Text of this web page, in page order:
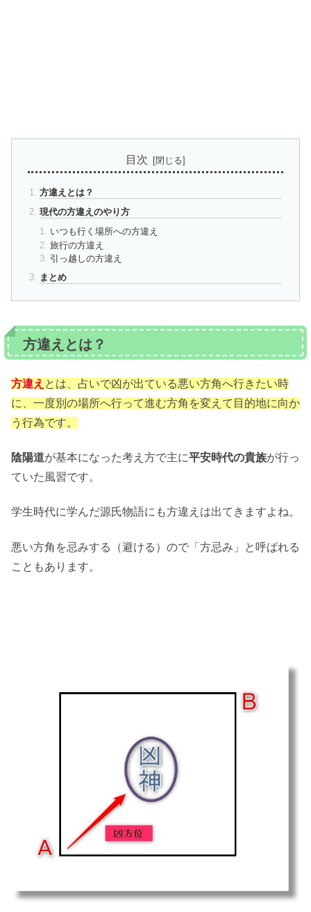
目次
方違えとは？
現代の方違えのやり方
いつも行く場所への方違え
旅行の方違え
引っ越しの方違え
まとめ
方違えとは？
方違え とは、占いで凶が出ている悪い方角へ行きたい時
に、一度別の場所へ行って進む方角を変えて目的地に向か
う行為です。
陰陽道が基本になった考え方で主に平安時代の貴族が行っ
ていた風習です。
学生時代に学んだ源氏物語にも方違えは出てきますよね。
悪い方角を忌みする（避ける）ので「方忌み」と呼ばれる
こともあります。